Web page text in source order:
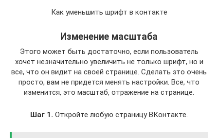
Как уменьшить шрифт в контакте
Изменение масштаба
Этого может быть достаточно, если пользователь
хочет незначительно увеличить не только шрифт, но и
все, что он видит на своей странице. Сделать это очень
просто, вам не придется менять настройки. Все, что
изменится, это масштаб, отражение на странице.
Шаг 1. Откройте любую страницу ВКонтакте.